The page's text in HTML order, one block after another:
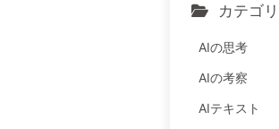
カテゴリ
AIの思考
AIの考察
AIテキスト